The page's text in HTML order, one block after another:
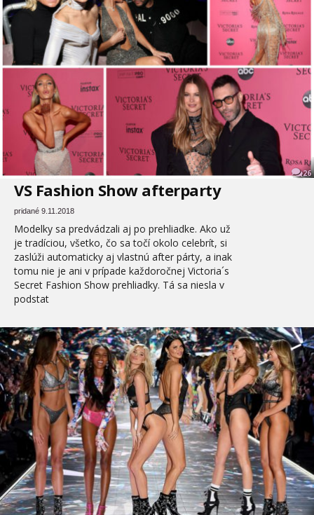
26
VS Fashion Show afterparty
pridané 9.11.2018
Modelky sa predvádzali aj po prehliadke. Ako už
je tradíciou, všetko, čo sa točí okolo celebrít, si
zaslúži automaticky aj vlastnú after párty, a inak
tomu nie je ani v prípade každoročnej Victoria´s
Secret Fashion Show prehliadky. Tá sa niesla v
podstat